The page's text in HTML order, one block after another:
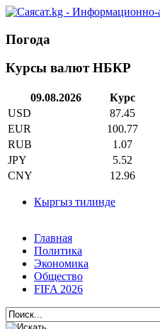
Погода
Курсы валют НБКР
09.08.2026
Курс
USD
87.45
EUR
100.77
RUB
1.07
JPY
5.52
CNY
12.96
Кыргыз тилинде
Главная
Политика
Экономика
Общество
FIFA 2026